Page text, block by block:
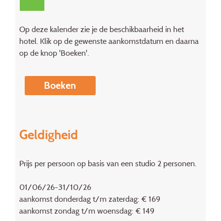
Op deze kalender zie je de beschikbaarheid in het
hotel. Klik op de gewenste aankomstdatum en daarna
op de knop 'Boeken'.
Boeken
Geldigheid
Prijs per persoon op basis van een studio 2 personen.
01/06/26-31/10/26
aankomst donderdag t/m zaterdag: € 169
aankomst zondag t/m woensdag: € 149